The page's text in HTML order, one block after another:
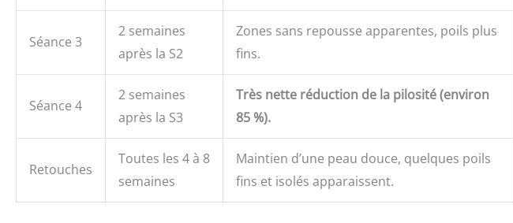
Séance 3
2 semaines
après la S2
Zones sans repousse apparentes, poils plus
fins.
Séance 4
2 semaines
après la S3
Très nette réduction de la pilosité (environ
85 %).
Retouches
Toutes les 4 à 8
semaines
Maintien d’une peau douce, quelques poils
fins et isolés apparaissent.